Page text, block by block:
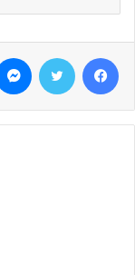
فيسبوك تويتر